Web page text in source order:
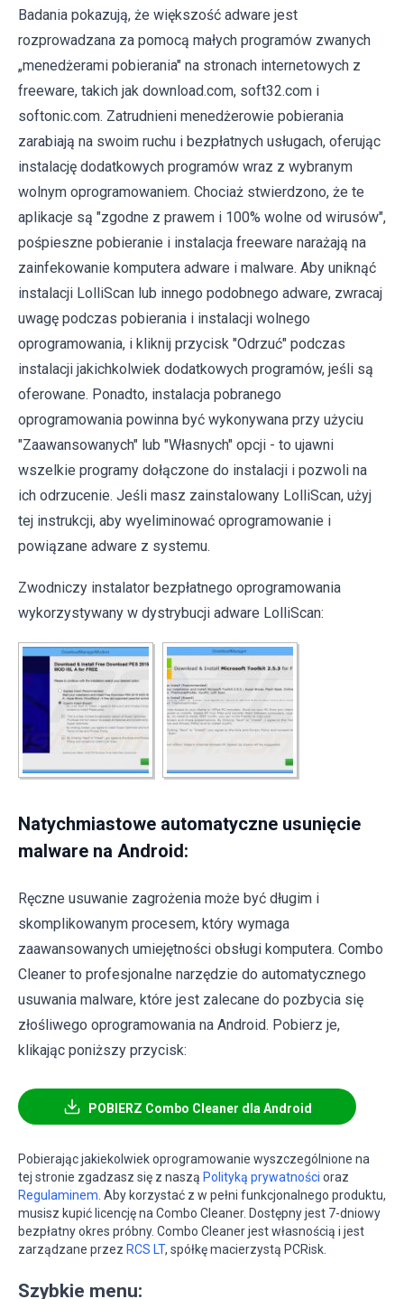
Badania pokazują, że większość adware jest
rozprowadzana za pomocą małych programów zwanych
„menedżerami pobierania" na stronach internetowych z
freeware, takich jak download.com, soft32.com i
softonic.com. Zatrudnieni menedżerowie pobierania
zarabiają na swoim ruchu i bezpłatnych usługach, oferując
instalację dodatkowych programów wraz z wybranym
wolnym oprogramowaniem. Chociaż stwierdzono, że te
aplikacje są "zgodne z prawem i 100% wolne od wirusów",
pośpieszne pobieranie i instalacja freeware narażają na
zainfekowanie komputera adware i malware. Aby uniknąć
instalacji LolliScan lub innego podobnego adware, zwracaj
uwagę podczas pobierania i instalacji wolnego
oprogramowania, i kliknij przycisk "Odrzuć" podczas
instalacji jakichkolwiek dodatkowych programów, jeśli są
oferowane. Ponadto, instalacja pobranego
oprogramowania powinna być wykonywana przy użyciu
"Zaawansowanych" lub "Własnych" opcji - to ujawni
wszelkie programy dołączone do instalacji i pozwoli na
ich odrzucenie. Jeśli masz zainstalowany LolliScan, użyj
tej instrukcji, aby wyeliminować oprogramowanie i
powiązane adware z systemu.
Zwodniczy instalator bezpłatnego oprogramowania
wykorzystywany w dystrybucji adware LolliScan:
Natychmiastowe automatyczne usunięcie
malware na Android:
Ręczne usuwanie zagrożenia może być długim i
skomplikowanym procesem, który wymaga
zaawansowanych umiejętności obsługi komputera. Combo
Cleaner to profesjonalne narzędzie do automatycznego
usuwania malware, które jest zalecane do pozbycia się
złośliwego oprogramowania na Android. Pobierz je,
klikając poniższy przycisk:
POBIERZ Combo Cleaner dla Android
Pobierając jakiekolwiek oprogramowanie wyszczególnione na
tej stronie zgadzasz się z naszą Polityką prywatności oraz
Regulaminem. Aby korzystać z w pełni funkcjonalnego produktu,
musisz kupić licencję na Combo Cleaner. Dostępny jest 7-dniowy
bezpłatny okres próbny. Combo Cleaner jest własnością i jest
zarządzane przez RCS LT, spółkę macierzystą PCRisk.
Szybkie menu: